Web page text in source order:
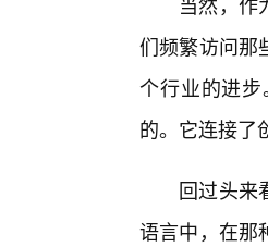
们频繁访问那
个行业的进
的。它连接了
回过头来
语言中，在那